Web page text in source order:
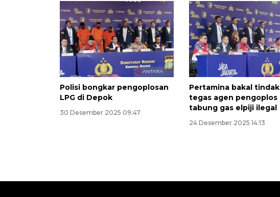
Polisi bongkar pengoplosan
LPG di Depok
30 Desember 2025 09:47
Pertamina bakal tindak
tegas agen pengoplos
tabung gas elpiji ilegal
24 Desember 2025 14:13